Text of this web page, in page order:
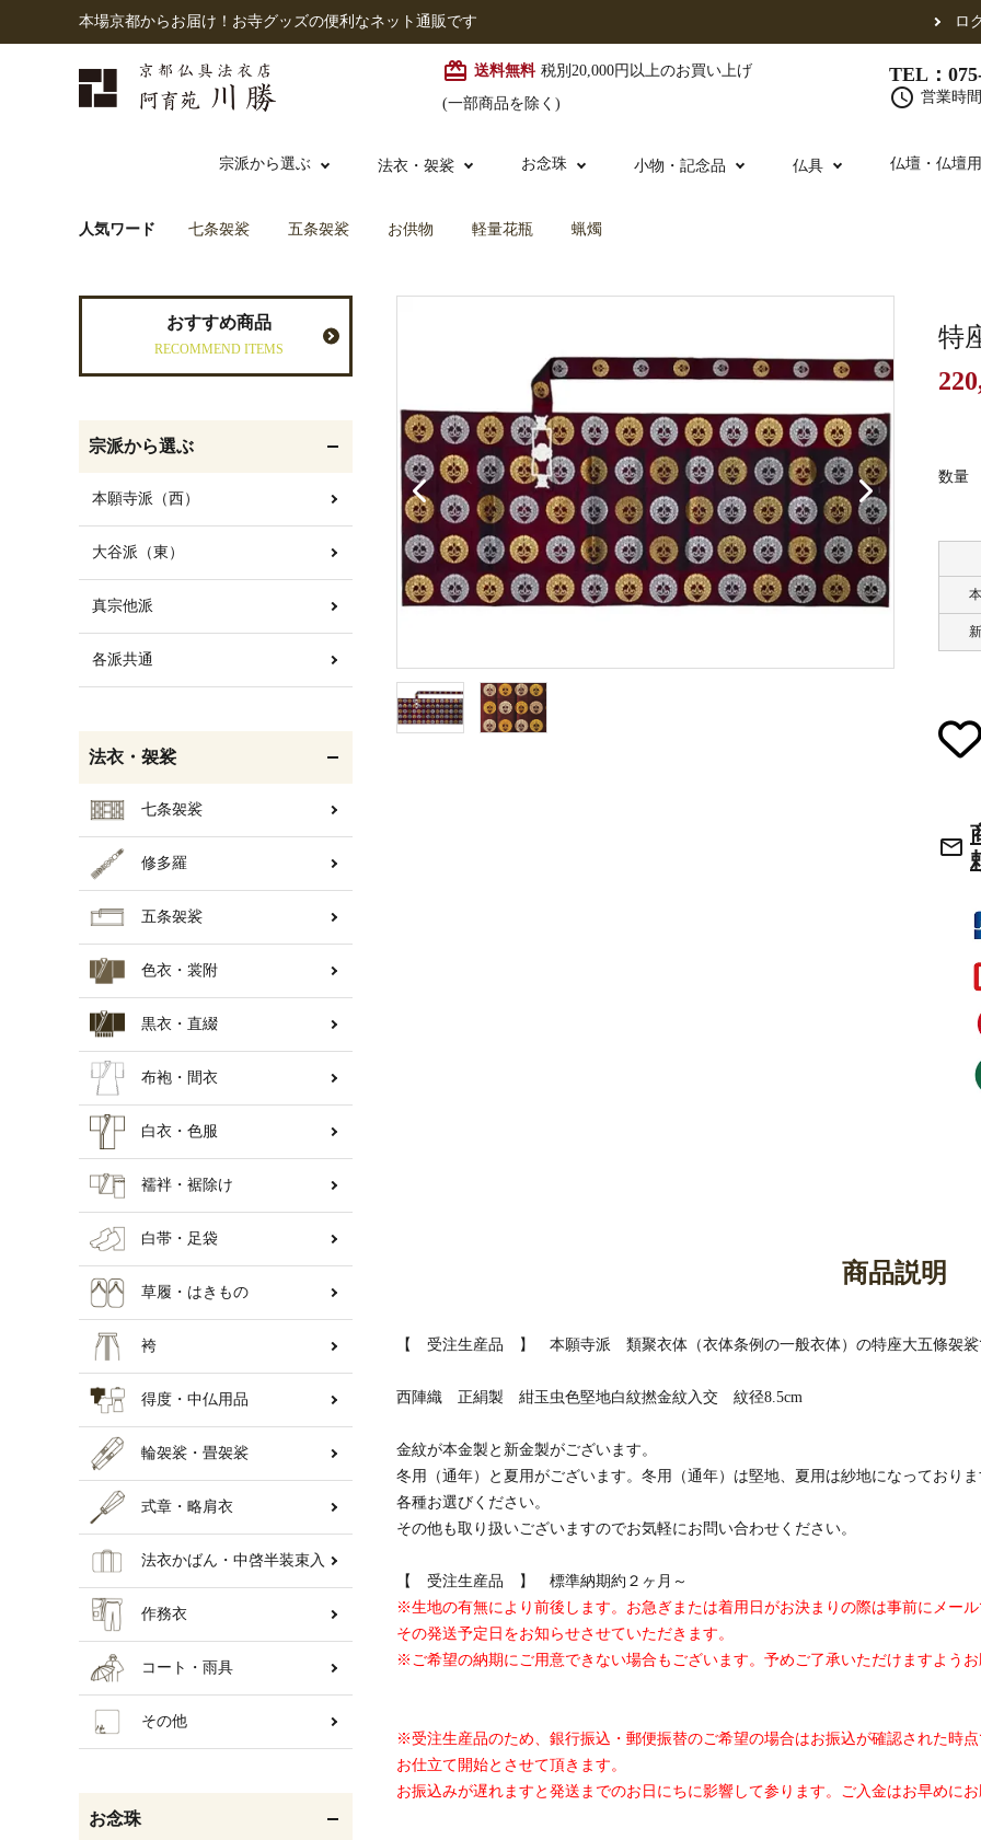
本場京都からお届け！お寺グッズの便利なネット通販です ロ
card_giftcard 送料無料 税別20,000円以上のお買い上げ
(一部商品を除く)
TEL：
schedule 営業時
宗派から選ぶ
本願寺派（西） 大谷派（東）
法衣・袈裟
布袍・間衣 白衣・色服
草履・はきもの 袴
式章・略肩衣
お念珠
本連念珠（僧侶用）
小物・記念品
書籍
仏具
金香炉・花瓶・火立 土香炉・香炉台
ご法要用品・箱類 椅子・机・その
戸帳・華鬘
欄間・障子・襖・翠簾 喚鐘・梵鐘・銅
納骨壇
仏壇・仏壇
お仏壇の引き取り
人気ワード 七条袈裟 五条袈裟 お供物 軽量花瓶 蝋燭
特
数量
mail_outline
商品説明
【 受注生産品 】 本願寺派 類聚衣体（衣体条例の一般衣体）の特座大五條袈裟
西陣織 正絹製 紺玉虫色堅地白紋撚金紋入交 紋径8.5cm
金紋が本金製と新金製がございます。
冬用（通年）と夏用がございます。冬用（通年）は堅地、夏用は紗地になっており
各種お選びください。
その他も取り扱いございますのでお気軽にお問い合わせください。
【 受注生産品 】 標準納期約２ヶ月～
※生地の有無により前後します。お急ぎまたは着用日がお決まりの際は事前にメー
その発送予定日をお知らせさせていただきます。
※ご希望の納期にご用意できない場合もございます。予めご了承いただけますよう
※受注生産品のため、銀行振込・郵便振替のご希望の場合はお振込が確認された時
お仕立て開始とさせて頂きます。
お振込みが遅れますと発送までのお日にちに影響して参ります。ご入金はお早めに
おすすめ商品
RECOMMEND ITEMS
宗派から選ぶ
本願寺派（西）
大谷派（東）
真宗他派
各派共通
法衣・袈裟
七条袈裟
修多羅
五条袈裟
色衣・裳附
黒衣・直綴
布袍・間衣
白衣・色服
襦袢・裾除け
白帯・足袋
草履・はきもの
袴
得度・中仏用品
輪袈裟・畳袈裟
式章・略肩衣
法衣かばん・中啓半装束入
作務衣
コート・雨具
その他
お念珠